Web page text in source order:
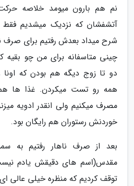
نم هم بارون میومد خلاصه
آتشفشان که نزدیک میشدیم فقط
شرح میداد بعدش رفتیم برای صرف
چینی متاسفانه برای من چو
دو تا زوج دیگه هم بودن که
همه رو تست میکردن. غذا ها
مصرف میکنیم ولی انقدر ادویه
خوردنش رستوران هم رایگان بود.
بعد از صرف ناهار رفتیم
مقدس(اسم های دقیقش یادم
توقف کردیم که منظره خیلی